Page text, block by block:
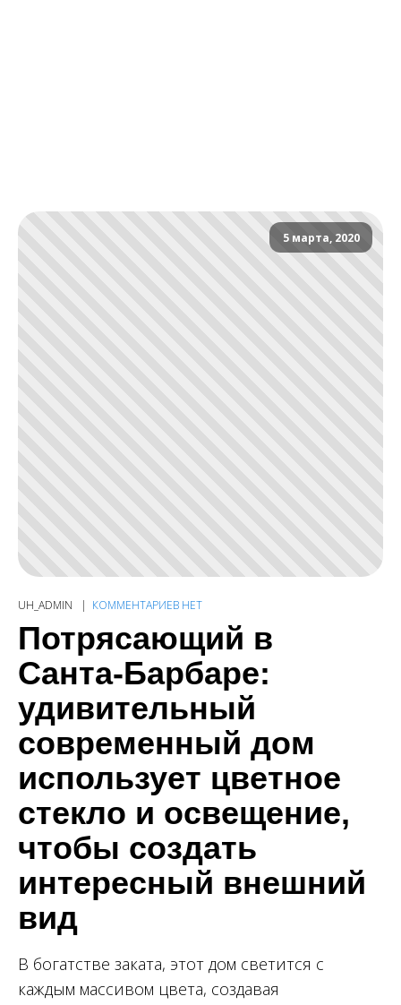
5 марта, 2020
UH_ADMIN КОММЕНТАРИЕВ НЕТ
Потрясающий в
Санта-Барбаре:
удивительный
современный дом
использует цветное
стекло и освещение,
чтобы создать
интересный внешний
вид
В богатстве заката, этот дом светится с
каждым массивом цвета, создавая